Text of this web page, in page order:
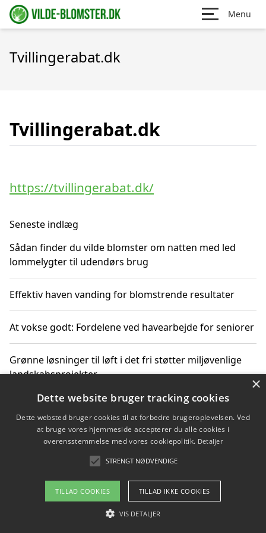
Menu
Tvillingerabat.dk
Tvillingerabat.dk
https://tvillingerabat.dk/
Seneste indlæg
Sådan finder du vilde blomster om natten med led
lommelygter til udendørs brug
Effektiv haven vanding for blomstrende resultater
At vokse godt: Fordelene ved havearbejde for seniorer
Grønne løsninger til løft i det fri støtter miljøvenlige
landskabsprojekter
Gør haven til et frirum for familien og naturen
Copyright 2026 - Pilanto Aps
Om / kontakt
Blog Betingelser
×
Dette website bruger tracking cookies
Dette websted bruger cookies til at forbedre brugeroplevelsen. Ved
at bruge vores hjemmeside accepterer du alle cookies i
overensstemmelse med vores cookiepolitik. Detaljer
STRENGT NØDVENDIGE
TILLAD COOKIES TILLAD IKKE COOKIES
VIS DETALJER